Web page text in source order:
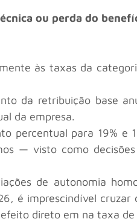
ou perda do
às taxas da
da retribuição base
da empresa.
percentual para 19% e
— visto como
de autonomia
é imprescindível cruzar
direto em na taxa